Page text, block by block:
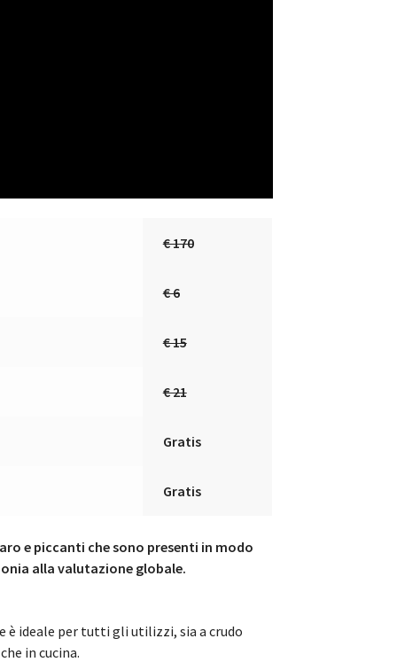
€ 170
€ 6
€ 15
€ 21
Gratis
Gratis
e piccanti che sono presenti in modo
alla valutazione globale.
è ideale per tutti gli utilizzi, sia a crudo
in cucina.